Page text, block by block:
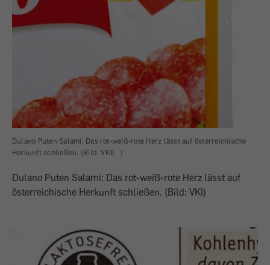
Dulano Puten Salami: Das rot-weiß-rote Herz lässt auf österreichische
Herkunft schließen. (Bild: VKI)
|
Dulano Puten Salami: Das rot-weiß-rote Herz lässt auf
österreichische Herkunft schließen. (Bild: VKI)